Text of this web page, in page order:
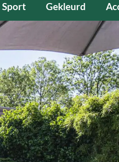
Sport Gekleurd